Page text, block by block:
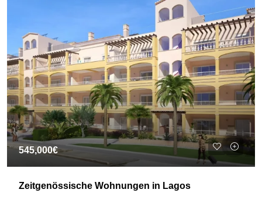
545,000€
Zeitgenössische Wohnungen in Lagos